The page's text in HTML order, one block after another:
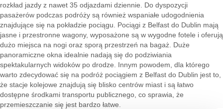
rozkład jazdy z nawet 35 odjazdami dziennie. Do dyspozycji
pasażerów podczas podróży są również wspaniałe udogodnienia
znajdujące się na pokładzie pociągu. Pociągi z Belfast do Dublin mają
jasne i przestronne wagony, wyposażone są w wygodne fotele i oferują
dużo miejsca na nogi oraz sporą przestrzeń na bagaż. Duże
panoramiczne okna idealnie nadają się do podziwiania
spektakularnych widoków po drodze. Innym powodem, dla którego
warto zdecydować się na podróż pociągiem z Belfast do Dublin jest to,
że stacje kolejowe znajdują się blisko centrów miast i są łatwo
dostępne środkami transportu publicznego, co sprawia, że
przemieszczanie się jest bardzo łatwe.